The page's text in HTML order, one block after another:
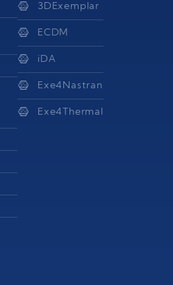
3DExemplar
ECDM
iDA
Exe4Nastran
Exe4Thermal